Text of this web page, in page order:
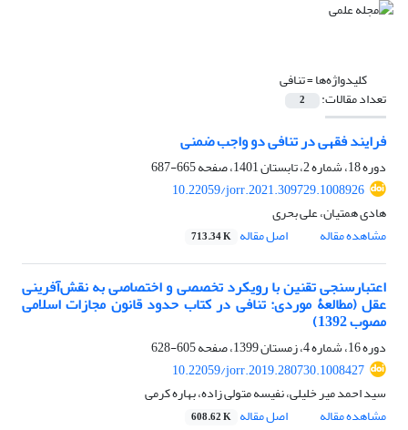
کلیدواژه‌ها =تنافی
تعداد مقالات: 2
فرایند فقهی در تنافی دو واجب ضمنی
دوره 18، شماره 2، تابستان 1401، صفحه
665-687
10.22059/jorr.2021.309729.1008926
هادی همتیان، علی بحری
مشاهده مقاله
اصل مقاله 713.34 K
اعتبارسنجی تقنین با رویکرد تخصصی و اختصاصی به نقش‌آفرینی
عقل (مطالعۀ موردی: تنافی در کتاب حدود قانون مجازات اسلامی
مصوب 1392)
دوره 16، شماره 4، زمستان 1399، صفحه
605-628
10.22059/jorr.2019.280730.1008427
سید احمد میر خلیلی، نفیسه متولی زاده، بهاره کرمی
مشاهده مقاله
اصل مقاله 608.62 K